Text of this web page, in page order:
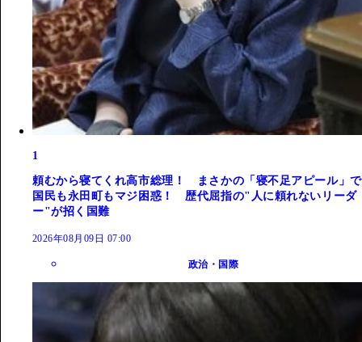
1
頼むから寝てくれ高市総理！ まさかの「寝不足アピール」で
国民も永田町もマジ困惑！ 歴代屈指の"人に頼れないリーダ
ー"が招く国難
2026年08月09日 07:00
政治・国際